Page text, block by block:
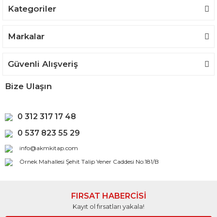
Kategoriler
Markalar
Güvenli Alışveriş
Bize Ulaşın
0 312 317 17 48
0 537 823 55 29
info@akmkitap.com
Örnek Mahallesi Şehit Talip Yener Caddesi No:181/B
FIRSAT HABERCİSİ
Kayıt ol fırsatları yakala!